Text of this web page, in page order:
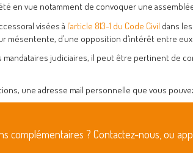
en vue notamment de convoquer une
visées à l’article 813-1 du Code Civil dans
mésentente, d’une opposition d’intérêt entre
judiciaires, il peut être pertinent de
une adresse mail personnelle que vous
complémentaires ? Contactez-nous, ou